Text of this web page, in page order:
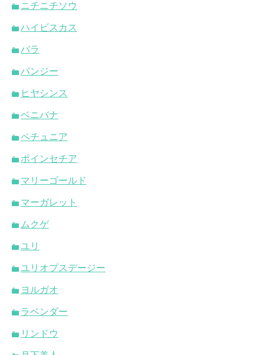
ニチニチソウ
ハイビスカス
バラ
パンジー
ヒヤシンス
ベニバナ
ペチュニア
ポインセチア
マリーゴールド
マーガレット
ムクゲ
ユリ
ユリオプスデージー
ヨルガオ
ラベンダー
リンドウ